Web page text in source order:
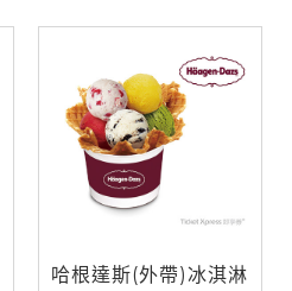
哈根達斯(外帶)冰淇淋